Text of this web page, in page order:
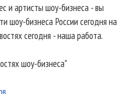
и артисты шоу-бизнеса - вы
шоу-бизнеса России сегодня на
сегодня - наша работа.
шоу-бизнеса"